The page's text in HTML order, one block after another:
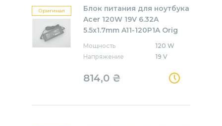
Оригинал
Блок питания для ноутбука
Acer 120W 19V 6.32A
5.5x1.7mm A11-120P1A Orig
Мощность
120 W
Напряжение
19 V
814,0 ₴